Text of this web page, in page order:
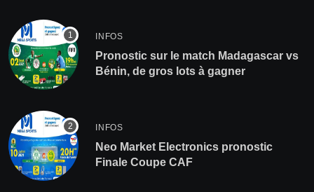
INFOS
Pronostic sur le match Madagascar vs
Bénin, de gros lots à gagner
INFOS
Neo Market Electronics pronostic
Finale Coupe CAF